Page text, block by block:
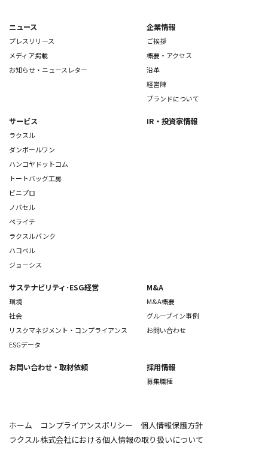
ニュース
プレスリリース
メディア掲載
お知らせ・ニュースレター
企業情報
ご挨拶
概要・アクセス
沿革
経営陣
ブランドについて
サービス
ラクスル
ダンボールワン
ハンコヤドットコム
トートバッグ工房
ビニプロ
ノバセル
ペライチ
ラクスルバンク
ハコベル
ジョーシス
IR・投資家情報
サステナビリティ･ESG経営
環境
社会
リスクマネジメント・コンプライアンス
ESGデータ
M&A
M&A概要
グループイン事例
お問い合わせ
お問い合わせ ・取材依頼 採用情報
募集職種
ホーム コンプライアンスポリシー
個人情報保護方針
ラクスル株式会社における個人情報の取り扱いについて